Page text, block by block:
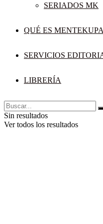
SERIADOS MK
QUÉ ES MENTEKUPA
SERVICIOS
LIBRERÍA
Sin resultados
Ver todos los resultados